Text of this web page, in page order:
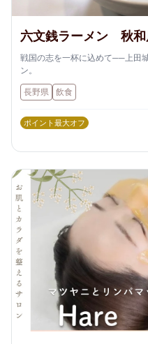
六文銭ラーメン 秋和
戦国の志を一杯に込めて──上田
ン。
長野県 飲食
ポイント最大オフ